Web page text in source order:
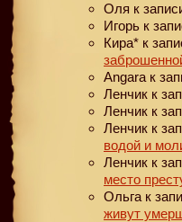
Оля к
Игорь к
Кира* к
Angara к
Ленчик к
Ленчик к
Ленчик к
водой и
Ленчик к
место
Ольга к
живут